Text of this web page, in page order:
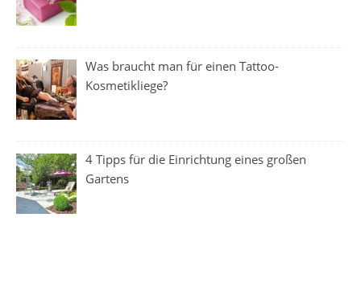
Was braucht man für einen Tattoo-
Kosmetikliege?
4 Tipps für die Einrichtung eines großen
Gartens